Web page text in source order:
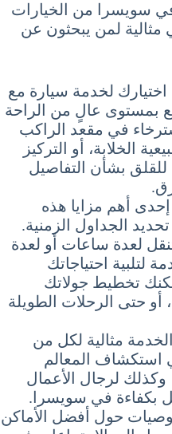
سويسرا من الخيارات
مثالية لمن يبحثون عن
اختيارك لخدمة سيارة مع
بمستوى عالٍ من الراحة
في مقعد الراكب
الخلابة، أو التركيز
بشأن التفاصيل
أهم مزايا هذه
الجداول الزمنية.
لعدة ساعات أو لعدة
لتلبية احتياجاتك
تخطيط جولاتك
أو حتى الرحلات الطويلة
مثالية لكل من
استكشاف المعالم
وكذلك لرجال الأعمال
بكفاءة في سويسرا.
حول أفضل الأماكن